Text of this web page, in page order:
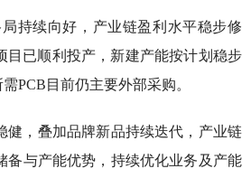
持续向好，产业链盈利水平稳步修
目已顺利投产，新建产能按计划稳步
PCB目前仍主要外部采购。
健，叠加品牌新品持续迭代，产业链
备与产能优势，持续优化业务及产能